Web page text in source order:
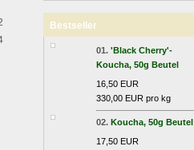
Bestseller
01. 'Black Cherry'-
Koucha, 50g Beutel
16,50 EUR
330,00 EUR pro kg
02. Koucha, 50g Beutel
17,50 EUR